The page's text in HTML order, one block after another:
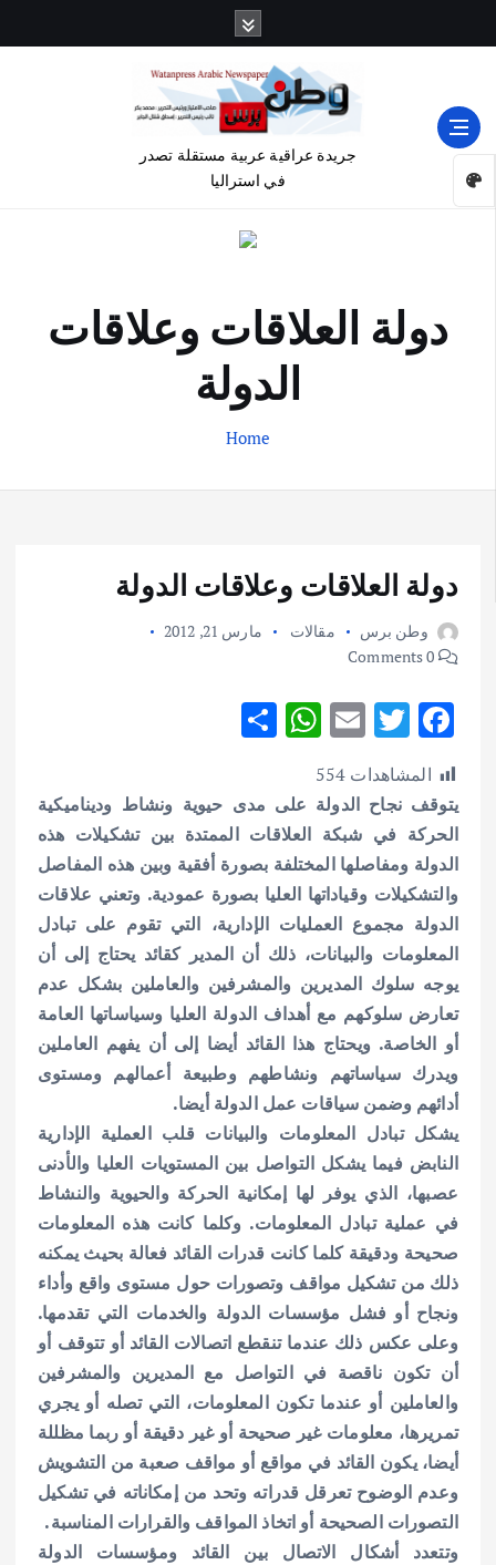
جريدة عراقية عربية مستقلة تصدر
في استراليا
دولة العلاقات وعلاقات
الدولة
Home
دولة العلاقات وعلاقات الدولة
وطن برس مقالات
مارس 21, 2012
F
ac
e
b
o
o
k
T
w
it
te
r
E
m
ai
l
W
s
A
p
p
ar
e
المشاهدات 554
يتوقف نجاح الدولة على مدى حيوية ونشاط وديناميكية
الحركة في شبكة العلاقات الممتدة بين تشكيلات هذه
الدولة ومفاصلها المختلفة بصورة أفقية وبين هذه المفاصل
والتشكيلات وقياداتها العليا بصورة عمودية. وتعني علاقات
الدولة مجموع العمليات الإدارية، التي تقوم على تبادل
المعلومات والبيانات، ذلك أن المدير كقائد يحتاج إلى أن
يوجه سلوك المديرين والمشرفين والعاملين بشكل عدم
تعارض سلوكهم مع أهداف الدولة العليا وسياساتها العامة
أو الخاصة. ويحتاج هذا القائد أيضا إلى أن يفهم العاملين
ويدرك سياساتهم ونشاطهم وطبيعة أعمالهم ومستوى
أدائهم وضمن سياقات عمل الدولة أيضا.
يشكل تبادل المعلومات والبيانات قلب العملية الإدارية
النابض فيما يشكل التواصل بين المستويات العليا والأدنى
عصبها، الذي يوفر لها إمكانية الحركة والحيوية والنشاط
في عملية تبادل المعلومات. وكلما كانت هذه المعلومات
صحيحة ودقيقة كلما كانت قدرات القائد فعالة بحيث يمكنه
ذلك من تشكيل مواقف وتصورات حول مستوى واقع وأداء
ونجاح أو فشل مؤسسات الدولة والخدمات التي تقدمها.
وعلى عكس ذلك عندما تنقطع اتصالات القائد أو تتوقف أو
أن تكون ناقصة في التواصل مع المديرين والمشرفين
والعاملين أو عندما تكون المعلومات، التي تصله أو يجري
تمريرها، معلومات غير صحيحة أو غير دقيقة أو ربما مظللة
أيضا، يكون القائد في مواقع أو مواقف صعبة من التشويش
وعدم الوضوح تعرقل قدراته وتحد من إمكاناته في تشكيل
التصورات الصحيحة أو اتخاذ المواقف والقرارات المناسبة.
وتتعدد أشكال الاتصال بين القائد ومؤسسات الدولة